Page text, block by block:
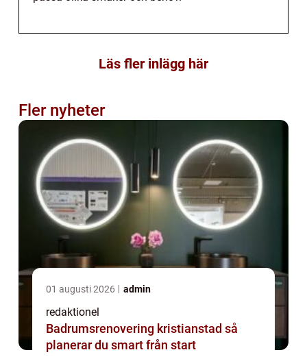
Läs fler inlägg här
Fler nyheter
01 augusti 2026 admin
redaktionel
Badrumsrenovering kristianstad så
planerar du smart från start